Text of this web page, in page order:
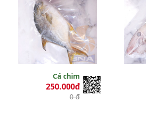
Cá chim
250.000đ
0 đ